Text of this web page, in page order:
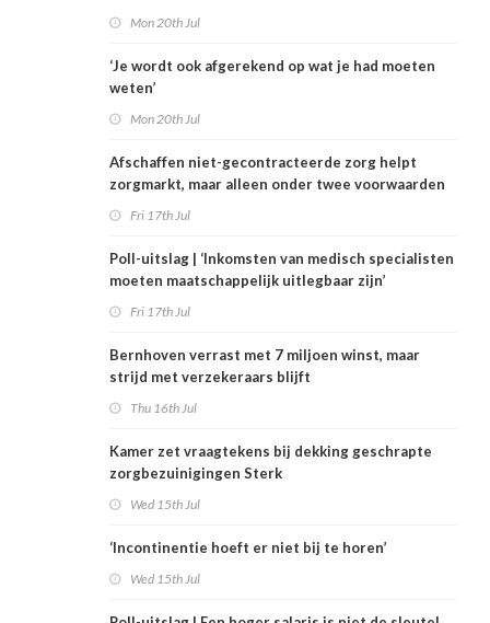
Mon 20th Jul
‘Je wordt ook afgerekend op wat je had moeten
weten’
Mon 20th Jul
Afschaffen niet-gecontracteerde zorg helpt
zorgmarkt, maar alleen onder twee voorwaarden
Fri 17th Jul
Poll-uitslag | ‘Inkomsten van medisch specialisten
moeten maatschappelijk uitlegbaar zijn’
Fri 17th Jul
Bernhoven verrast met 7 miljoen winst, maar
strijd met verzekeraars blijft
Thu 16th Jul
Kamer zet vraagtekens bij dekking geschrapte
zorgbezuinigingen Sterk
Wed 15th Jul
‘Incontinentie hoeft er niet bij te horen’
Wed 15th Jul